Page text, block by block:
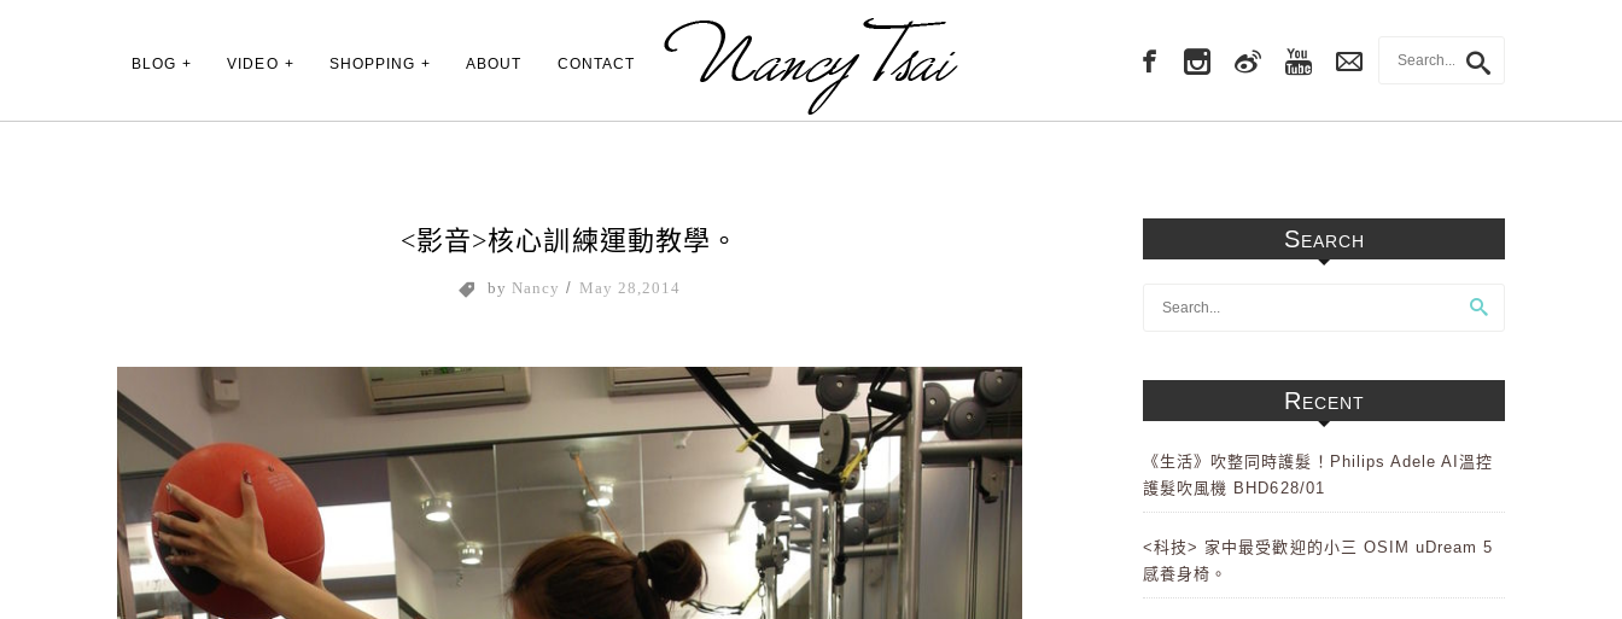
Main Menu
BLOG VIDEO SHOPPING ABOUT CONTACT
<影音>核心訓練運動教學。
by Nancy / May 28,2014
Search
Recent
《生活》吹整同時護髮！Philips Adele AI溫控
護髮吹風機 BHD628/01
<科技> 家中最受歡迎的小三 OSIM uDream 5
感養身椅。